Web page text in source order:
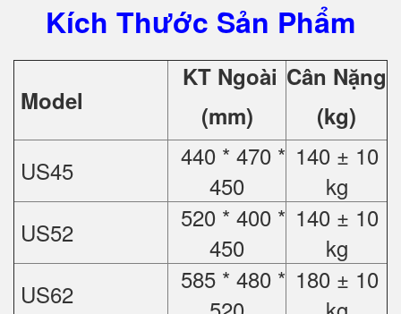
Kích Thước Sản Phẩm
Model
KT Ngoài
(mm)
Cân Nặng
(kg)
US45
440 * 470 *
450
140 ± 10
kg
US52
520 * 400 *
450
140 ± 10
kg
US62
585 * 480 * 180 ± 10